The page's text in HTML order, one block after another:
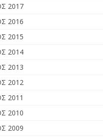
2017
2016
2015
2014
2013
2012
2011
2010
2009